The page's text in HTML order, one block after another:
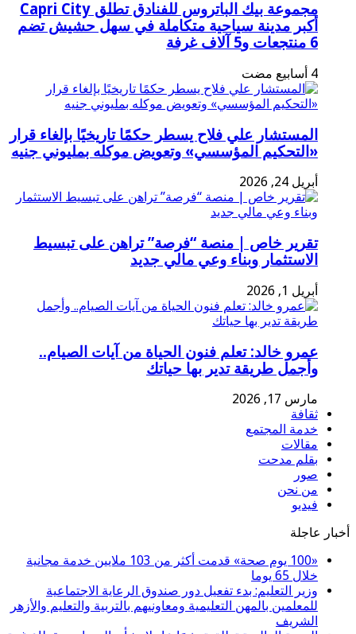
مجموعة بيك الباتروس للفنادق تطلق Capri City
أكبر مدينة سياحية متكاملة في سهل حشيش تضم
6 منتجعات و5 آلاف غرفة
المستشار علي فلاح يسطر حكمًا تاريخيًا بإلغاء قرار
«التحكيم المؤسسي» وتعويض موكله بمليوني جنيه
أبريل 24, 2026
تقرير خاص | منصة “فرصة” تراهن على تبسيط
الاستثمار وبناء وعي مالي جديد
أبريل 1, 2026
عمرو خالد: تعلم فنون الحياة من آيات الصيام..
وأجمل طريقة تدير بها حياتك
مارس 17, 2026
ثقافة
خدمة المجتمع
مقالات
بقلم مدحت
صور
من نحن
فيديو
أخبار عاجلة
«100 يوم صحة» قدمت أكثر من 103 ملايين خدمة مجانية
خلال 65 يوما
وزير التعليم: بدء تفعيل دور صندوق الرعاية الاجتماعية
للمعلمين بالمهن التعليمية ومعاونيهم بالتربية والتعليم والأزهر
الشريف